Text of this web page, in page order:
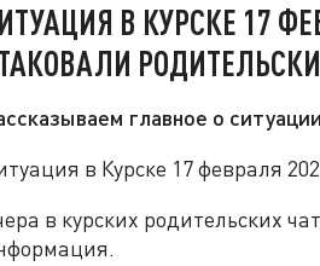
В КУРСКЕ 17
главное о
в Курске 17 февраля
в курских родительских